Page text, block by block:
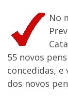
No
55 novos
concedidas,
dos novos